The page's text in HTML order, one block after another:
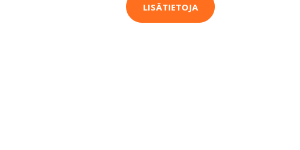
LISÄTIETOJA